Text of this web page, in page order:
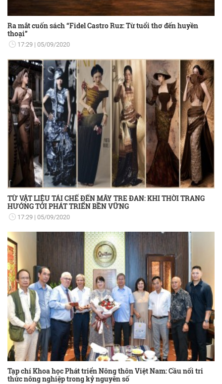
Ra mắt cuốn sách “Fidel Castro Ruz: Từ tuổi thơ đến huyền
thoại”
17:29 05/09/2020
TỪ VẬT LIỆU TÁI CHẾ ĐẾN MÂY TRE ĐAN: KHI THỜI TRANG
HƯỚNG TỚI PHÁT TRIỂN BỀN VỮNG
17:29 05/09/2020
Tạp chí Khoa học Phát triển Nông thôn Việt Nam: Cầu nối tri
thức nông nghiệp trong kỷ nguyên số